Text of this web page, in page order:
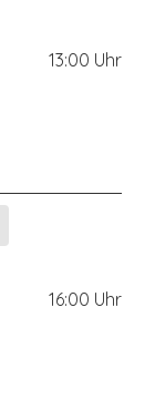
13:00 Uhr
16:00 Uhr